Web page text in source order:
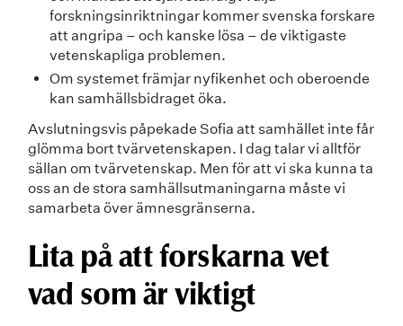
forskningsinriktningar kommer svenska forskare
att angripa – och kanske lösa – de viktigaste
vetenskapliga problemen.
Om systemet främjar nyfikenhet och oberoende
kan samhällsbidraget öka.
Avslutningsvis påpekade Sofia att samhället inte får
glömma bort tvärvetenskapen. I dag talar vi alltför
sällan om tvärvetenskap. Men för att vi ska kunna ta
oss an de stora samhällsutmaningarna måste vi
samarbeta över ämnesgränserna.
Lita på att forskarna vet
vad som är viktigt